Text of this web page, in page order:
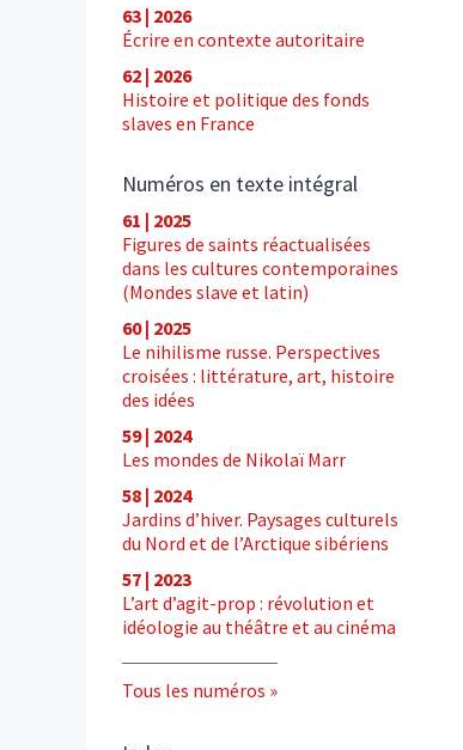
63 | 2026
Écrire en contexte autoritaire
62 | 2026
Histoire et politique des fonds
slaves en France
Numéros en texte intégral
61 | 2025
Figures de saints réactualisées
dans les cultures contemporaines
(Mondes slave et latin)
60 | 2025
Le nihilisme russe. Perspectives
croisées : littérature, art, histoire
des idées
59 | 2024
Les mondes de Nikolaï Marr
58 | 2024
Jardins d’hiver. Paysages culturels
du Nord et de l’Arctique sibériens
57 | 2023
L’art d’agit-prop : révolution et
idéologie au théâtre et au cinéma
Tous les numéros